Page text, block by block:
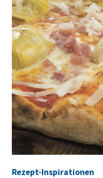
Rezept-Inspirationen